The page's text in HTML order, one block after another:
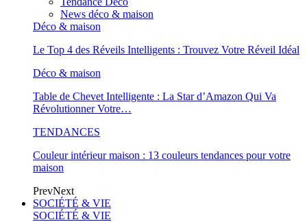
News déco & maison
Déco & maison
Le Top 4 des Réveils Intelligents : Trouvez Votre Réveil Idéal
Déco & maison
Table de Chevet Intelligente : La Star d’Amazon Qui Va
Révolutionner Votre…
TENDANCES
Couleur intérieur maison : 13 couleurs tendances pour votre
maison
PrevNext
SOCIÉTÉ & VIE
SOCIÉTÉ & VIE